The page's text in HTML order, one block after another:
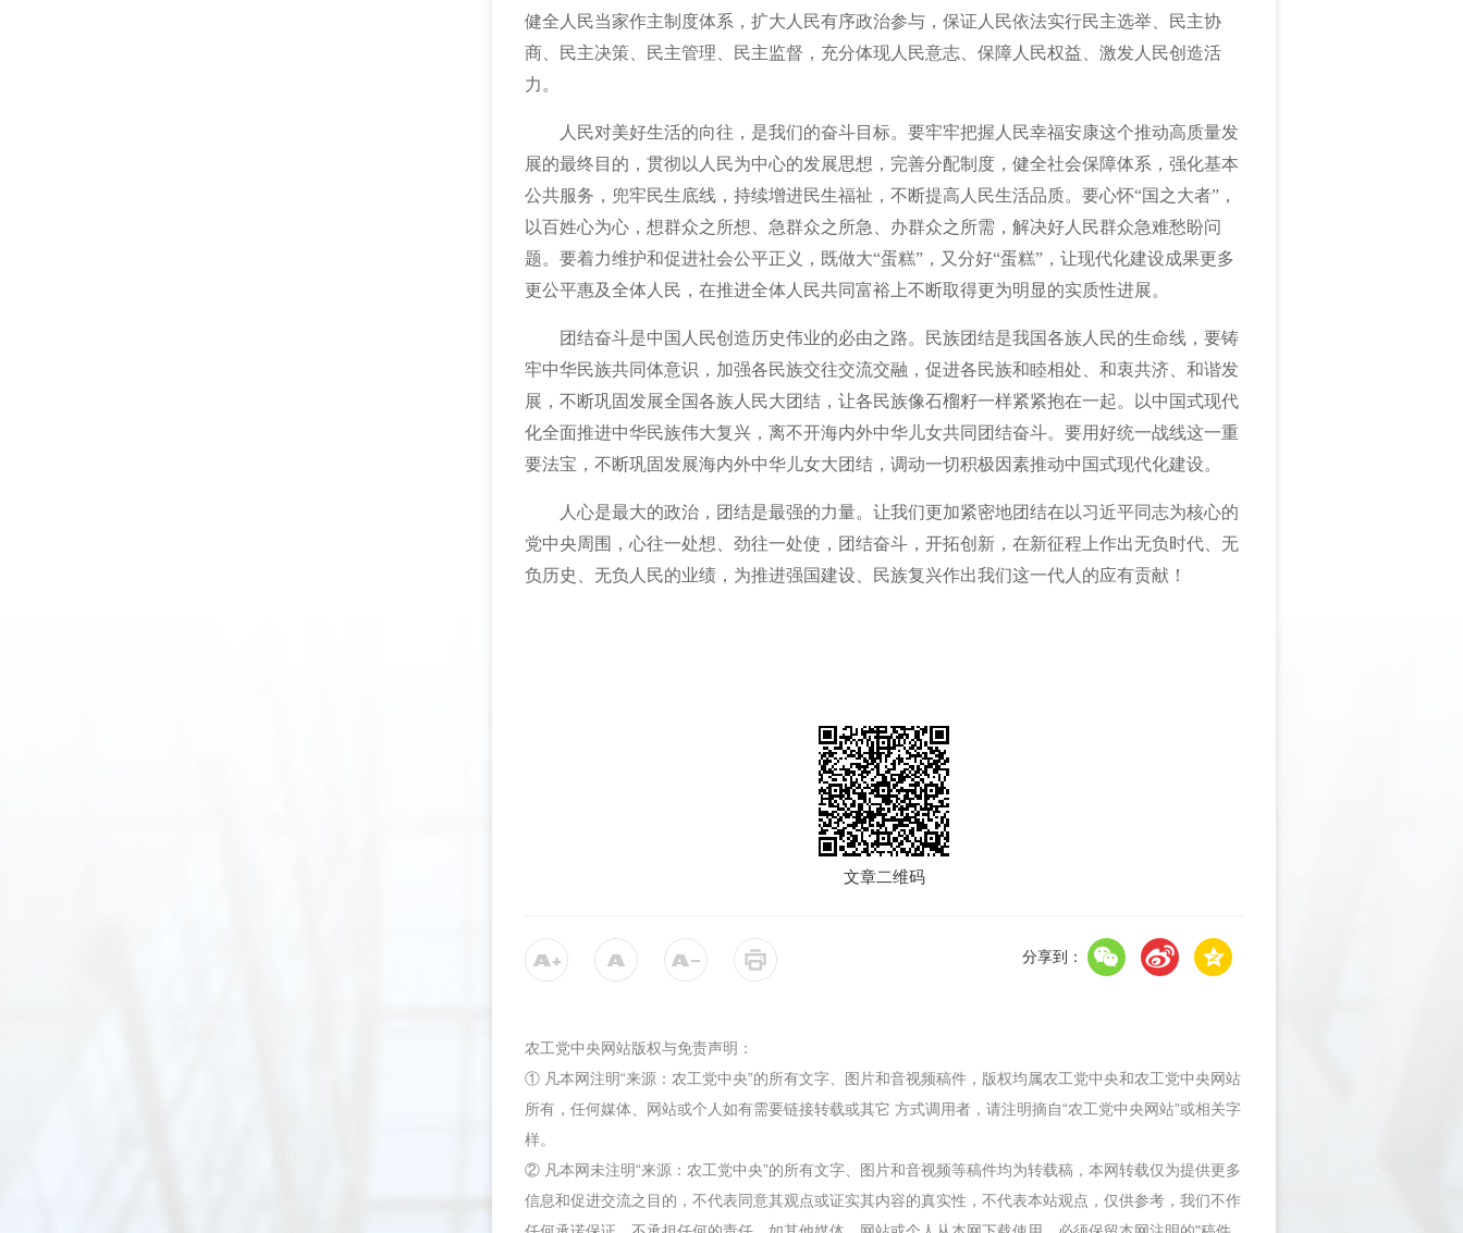
健全人民当家作主制度体系，扩大人民有序政治参与，保证人民依法实行民主选举、民主协
商、民主决策、民主管理、民主监督，充分体现人民意志、保障人民权益、激发人民创造活
力。
人民对美好生活的向往，是我们的奋斗目标。要牢牢把握人民幸福安康这个推动高质量发
展的最终目的，贯彻以人民为中心的发展思想，完善分配制度，健全社会保障体系，强化基本
公共服务，兜牢民生底线，持续增进民生福祉，不断提高人民生活品质。要心怀“国之大者”，
以百姓心为心，想群众之所想、急群众之所急、办群众之所需，解决好人民群众急难愁盼问
题。要着力维护和促进社会公平正义，既做大“蛋糕”，又分好“蛋糕”，让现代化建设成果更多
更公平惠及全体人民，在推进全体人民共同富裕上不断取得更为明显的实质性进展。
团结奋斗是中国人民创造历史伟业的必由之路。民族团结是我国各族人民的生命线，要铸
牢中华民族共同体意识，加强各民族交往交流交融，促进各民族和睦相处、和衷共济、和谐发
展，不断巩固发展全国各族人民大团结，让各民族像石榴籽一样紧紧抱在一起。以中国式现代
化全面推进中华民族伟大复兴，离不开海内外中华儿女共同团结奋斗。要用好统一战线这一重
要法宝，不断巩固发展海内外中华儿女大团结，调动一切积极因素推动中国式现代化建设。
人心是最大的政治，团结是最强的力量。让我们更加紧密地团结在以习近平同志为核心的
党中央周围，心往一处想、劲往一处使，团结奋斗，开拓创新，在新征程上作出无负时代、无
负历史、无负人民的业绩，为推进强国建设、民族复兴作出我们这一代人的应有贡献！
文章二维码
分享到：
农工党中央网站版权与免责声明：
① 凡本网注明“来源：农工党中央”的所有文字、图片和音视频稿件，版权均属农工党中央和农工党中央网站
所有，任何媒体、网站或个人如有需要链接转载或其它 方式调用者，请注明摘自“农工党中央网站”或相关字
样。
② 凡本网未注明“来源：农工党中央”的所有文字、图片和音视频等稿件均为转载稿，本网转载仅为提供更多
信息和促进交流之目的，不代表同意其观点或证实其内容的真实性，不代表本站观点，仅供参考，我们不作